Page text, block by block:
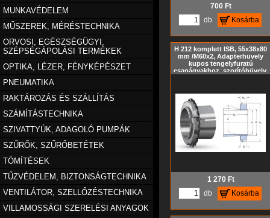
MUNKAVÉDELEM
MŰSZEREK, MÉRÉSTECHNIKA
ORVOSI, EGÉSZSÉGÜGYI,
SZÉPSÉGÁPOLÁSI TERMÉKEK
OPTIKA, LÉZER, FÉNYKÉPÉSZET
PNEUMATIKA
RAKTÁROZÁS ÉS SZÁLLÍTÁS
SZÁMÍTÁSTECHNIKA
SZIVATTYÚK, ADAGOLÓ PUMPÁK
SZŰRŐK, SZŰRŐBETÉTEK
TÖMÍTÉSEK
TŰZVÉDELEM, BIZTONSÁGTECHNIKA
VENTILÁTOR, SZELLŐZÉSTECHNIKA
VILLAMOSSÁGI SZERELÉSI ANYAGOK
700Ft
db
Kosárba
H 212 komplett ISB, 55x38x80
mm /M60x2, Adapterhüvely
kupos tengelyfuratú
csapágyakhoz, szorítóhüvely,
alátéttel, metrikus méret,
1 270Ft
db
Kosárba